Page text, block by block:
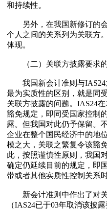
和持续性。
另外，在我国新修订的会
个人之间的关系列为关联方
体现。
（二）关联方披露要求
我国新会计准则与IAS24
最为实质性的区别，就是同
关联方披露的问题。IAS24
豁免规定，即同受国家控制
露。但我国对此仍予保留。
企业在整个国民经济中的地
模之大，关联之繁复令该豁
此，按照谨慎性原则，我国
确定仍延续目前的规定，即
带或者其他实质性控制关系
新会计准则中作出了对关
（IAS24已于03年取消该披